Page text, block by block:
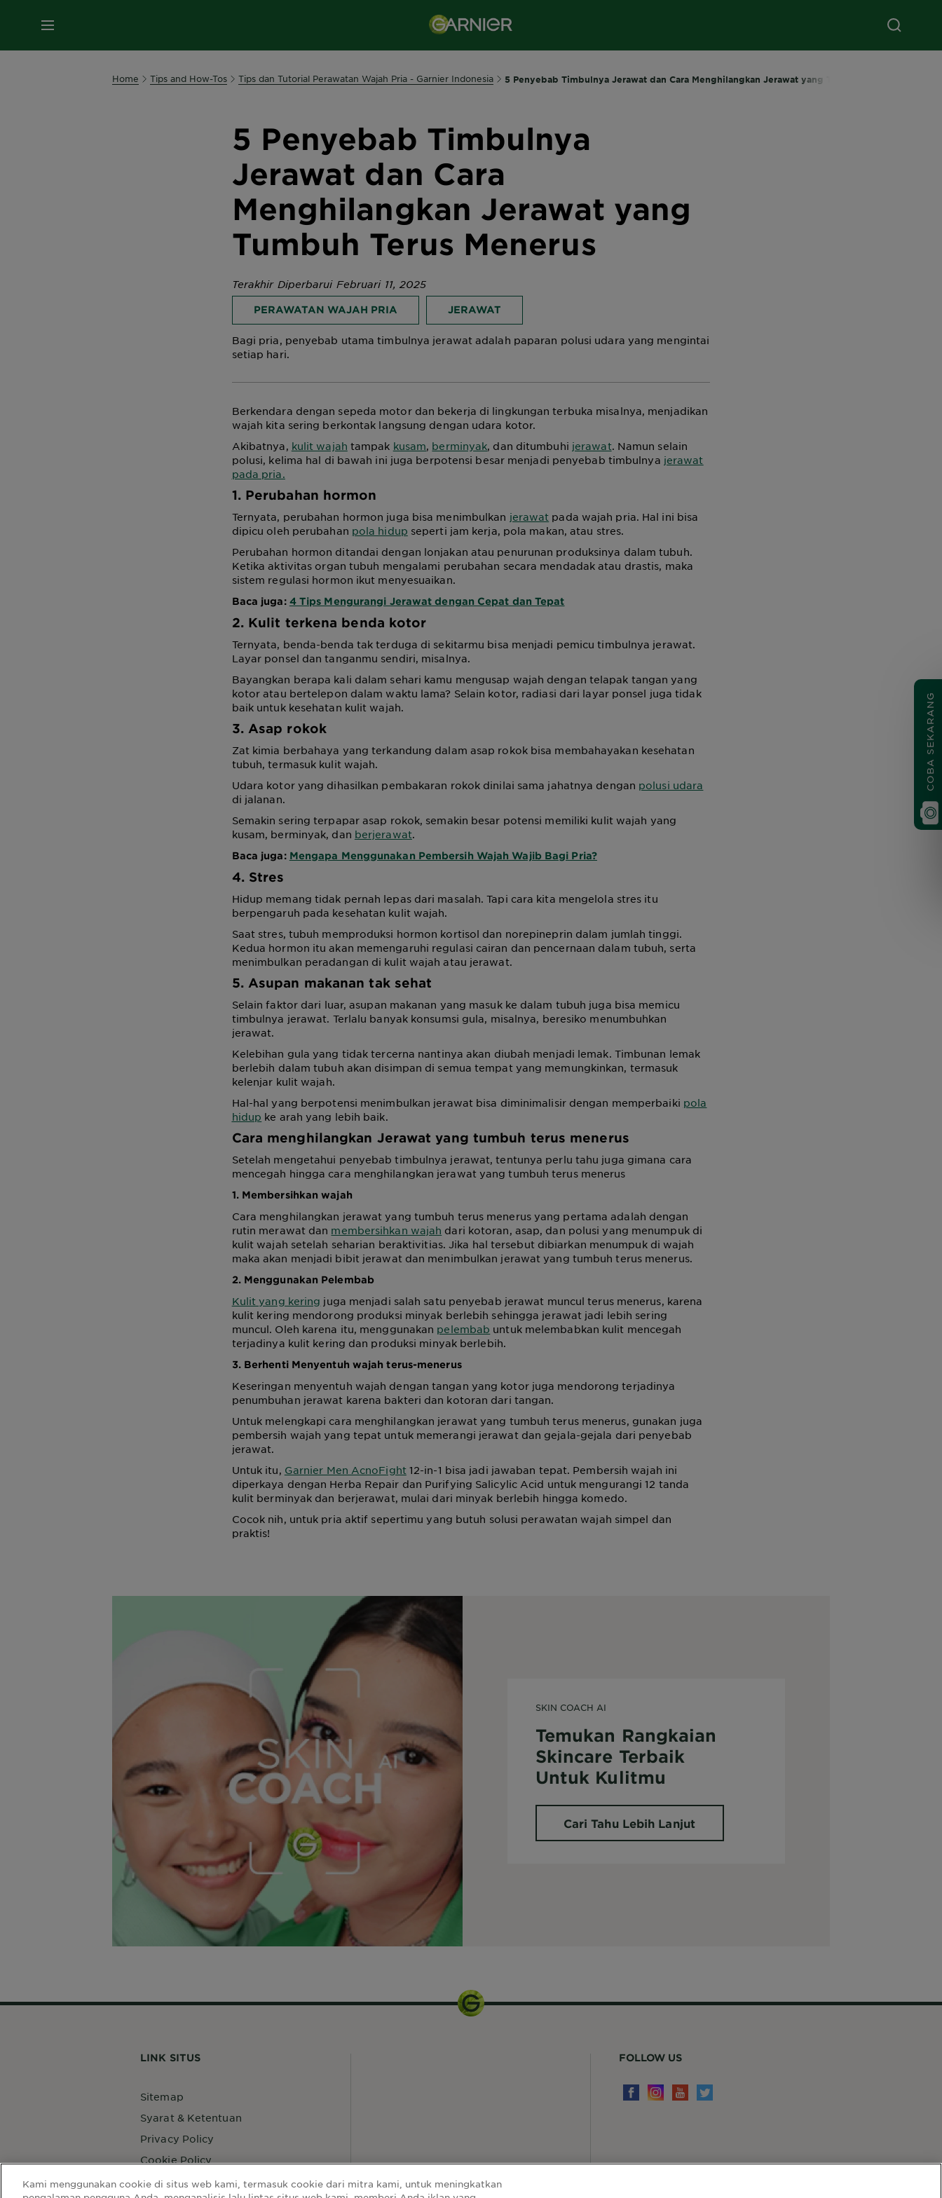
MENU
Home Tips and How-Tos Tips dan Tutorial Perawatan Wajah Pria - Garnier Indonesia 5 Penyebab Timbulnya Jerawat dan Cara Menghilangkan Jerawat yang Tumbuh Terus Menerus
5 Penyebab Timbulnya
Jerawat dan Cara
Menghilangkan Jerawat yang
Tumbuh Terus Menerus
Terakhir Diperbarui Februari 11, 2025
PERAWATAN WAJAH PRIA JERAWAT
Bagi pria, penyebab utama timbulnya jerawat adalah paparan polusi udara yang mengintai
setiap hari.
Berkendara dengan sepeda motor dan bekerja di lingkungan terbuka misalnya, menjadikan
wajah kita sering berkontak langsung dengan udara kotor.
Akibatnya, kulit wajah tampak kusam, berminyak, dan ditumbuhi jerawat. Namun selain
polusi, kelima hal di bawah ini juga berpotensi besar menjadi penyebab timbulnya jerawat
pada pria.
1. Perubahan hormon
Ternyata, perubahan hormon juga bisa menimbulkan jerawat pada wajah pria. Hal ini bisa
dipicu oleh perubahan pola hidup seperti jam kerja, pola makan, atau stres.
Perubahan hormon ditandai dengan lonjakan atau penurunan produksinya dalam tubuh.
Ketika aktivitas organ tubuh mengalami perubahan secara mendadak atau drastis, maka
sistem regulasi hormon ikut menyesuaikan.
Baca juga: 4 Tips Mengurangi Jerawat dengan Cepat dan Tepat
2. Kulit terkena benda kotor
Ternyata, benda-benda tak terduga di sekitarmu bisa menjadi pemicu timbulnya jerawat.
Layar ponsel dan tanganmu sendiri, misalnya.
Bayangkan berapa kali dalam sehari kamu mengusap wajah dengan telapak tangan yang
kotor atau bertelepon dalam waktu lama? Selain kotor, radiasi dari layar ponsel juga tidak
baik untuk kesehatan kulit wajah.
3. Asap rokok
Zat kimia berbahaya yang terkandung dalam asap rokok bisa membahayakan kesehatan
tubuh, termasuk kulit wajah.
Udara kotor yang dihasilkan pembakaran rokok dinilai sama jahatnya dengan polusi udara
di jalanan.
Semakin sering terpapar asap rokok, semakin besar potensi memiliki kulit wajah yang
kusam, berminyak, dan berjerawat.
Baca juga: Mengapa Menggunakan Pembersih Wajah Wajib Bagi Pria?
4. Stres
Hidup memang tidak pernah lepas dari masalah. Tapi cara kita mengelola stres itu
berpengaruh pada kesehatan kulit wajah.
Saat stres, tubuh memproduksi hormon kortisol dan norepineprin dalam jumlah tinggi.
Kedua hormon itu akan memengaruhi regulasi cairan dan pencernaan dalam tubuh, serta
menimbulkan peradangan di kulit wajah atau jerawat.
5. Asupan makanan tak sehat
Selain faktor dari luar, asupan makanan yang masuk ke dalam tubuh juga bisa memicu
timbulnya jerawat. Terlalu banyak konsumsi gula, misalnya, beresiko menumbuhkan
jerawat.
Kelebihan gula yang tidak tercerna nantinya akan diubah menjadi lemak. Timbunan lemak
berlebih dalam tubuh akan disimpan di semua tempat yang memungkinkan, termasuk
kelenjar kulit wajah.
Hal-hal yang berpotensi menimbulkan jerawat bisa diminimalisir dengan memperbaiki pola
hidup ke arah yang lebih baik.
Cara menghilangkan Jerawat yang tumbuh terus menerus
Setelah mengetahui penyebab timbulnya jerawat, tentunya perlu tahu juga gimana cara
mencegah hingga cara menghilangkan jerawat yang tumbuh terus menerus
1. Membersihkan wajah
Cara menghilangkan jerawat yang tumbuh terus menerus yang pertama adalah dengan
rutin merawat dan membersihkan wajah dari kotoran, asap, dan polusi yang menumpuk di
kulit wajah setelah seharian beraktivitias. Jika hal tersebut dibiarkan menumpuk di wajah
maka akan menjadi bibit jerawat dan menimbulkan jerawat yang tumbuh terus menerus.
2. Menggunakan Pelembab
Kulit yang kering juga menjadi salah satu penyebab jerawat muncul terus menerus, karena
kulit kering mendorong produksi minyak berlebih sehingga jerawat jadi lebih sering
muncul. Oleh karena itu, menggunakan pelembab untuk melembabkan kulit mencegah
terjadinya kulit kering dan produksi minyak berlebih.
3. Berhenti Menyentuh wajah terus-menerus
Keseringan menyentuh wajah dengan tangan yang kotor juga mendorong terjadinya
penumbuhan jerawat karena bakteri dan kotoran dari tangan.
Untuk melengkapi cara menghilangkan jerawat yang tumbuh terus menerus, gunakan juga
pembersih wajah yang tepat untuk memerangi jerawat dan gejala-gejala dari penyebab
jerawat.
Untuk itu, Garnier Men AcnoFight12-in-1 bisa jadi jawaban tepat. Pembersih wajah ini
diperkaya dengan Herba Repair dan Purifying Salicylic Acid untuk mengurangi 12 tanda
kulit berminyak dan berjerawat, mulai dari minyak berlebih hingga komedo.
Cocok nih, untuk pria aktif sepertimu yang butuh solusi perawatan wajah simpel dan
praktis!
SKIN COACH AI
Temukan Rangkaian
Skincare Terbaik
Untuk Kulitmu
Cari Tahu Lebih Lanjut
LINK SITUS
Sitemap
Syarat & Ketentuan
Privacy Policy
Cookie Policy
FOLLOW US
COBA SEKARANG
Kami menggunakan cookie di situs web kami, termasuk cookie dari mitra kami, untuk meningkatkan